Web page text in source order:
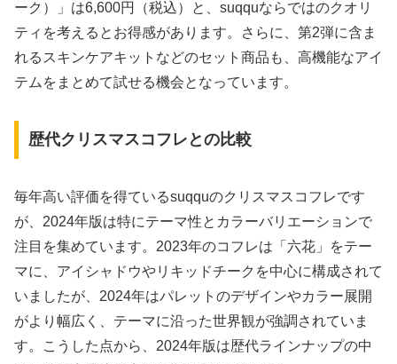
ーク）」は6,600円（税込）と、suqquならではのクオリ
ティを考えるとお得感があります。さらに、第2弾に含ま
れるスキンケアキットなどのセット商品も、高機能なアイ
テムをまとめて試せる機会となっています。
歴代クリスマスコフレとの比較
毎年高い評価を得ているsuqquのクリスマスコフレです
が、2024年版は特にテーマ性とカラーバリエーションで
注目を集めています。2023年のコフレは「六花」をテー
マに、アイシャドウやリキッドチークを中心に構成されて
いましたが、2024年はパレットのデザインやカラー展開
がより幅広く、テーマに沿った世界観が強調されていま
す。こうした点から、2024年版は歴代ラインナップの中